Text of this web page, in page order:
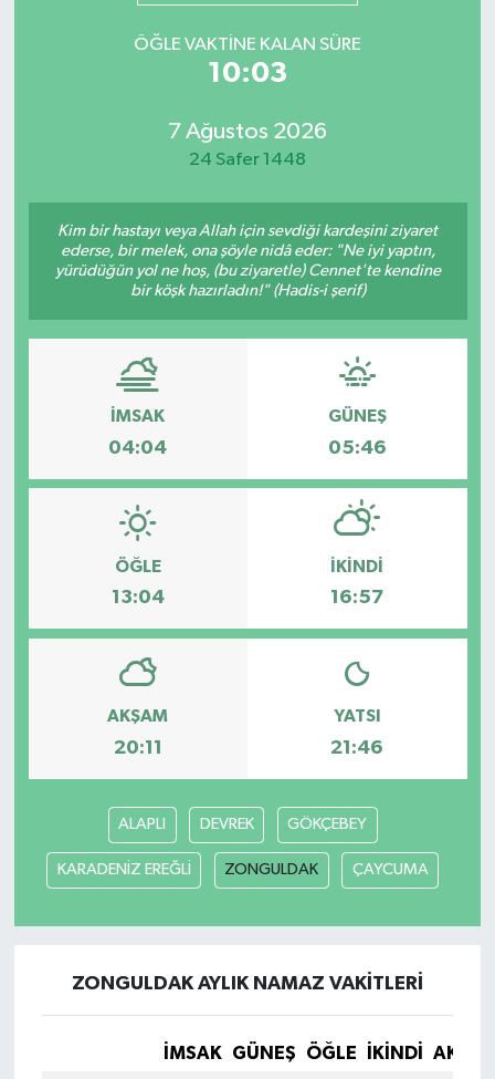
ÖĞLE VAKTINE KALAN SÜRE
10:02
7 Ağustos 2026
24 Safer 1448
Kim bir hastayı veya Allah için sevdiği kardeşini ziyaret
ederse, bir melek, ona şöyle nidâ eder: "Ne iyi yaptın,
yürüdüğün yol ne hoş, (bu ziyaretle) Cennet'te kendine
bir köşk hazırladın!" (Hadis-i şerif)
İMSAK
04:04
GÜNEŞ
05:46
ÖĞLE
13:04
İKINDI
16:57
AKŞAM
20:11
YATSI
21:46
ALAPLI DEVREK GÖKÇEBEY
KARADENİZ EREĞLİ ZONGULDAK ÇAYCUMA
ZONGULDAK AYLIK NAMAZ VAKITLERI
İMSAK GÜNEŞ ÖĞLE İKINDI